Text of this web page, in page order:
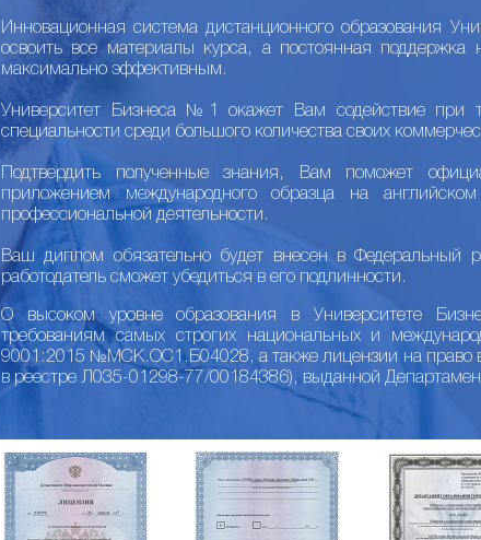
Инновационная система дистанционного образования
освоить все материалы курса, а постоянная
максимально эффективным.
Университет Бизнеса №1 окажет Вам содействие при
специальности среди большого количества своих
Подтвердить полученные знания, Вам поможет
приложением международного образца на
профессиональной деятельности.
Ваш диплом обязательно будет внесен в Федеральный
работодатель сможет убедиться в его подлинности.
О высоком уровне образования в Университете
требованиям самых строгих национальных и
9001:2015 №МСК.ОС1.Б04028, а также лицензии на право
в реестре Л035-01298-77/00184386), выданной